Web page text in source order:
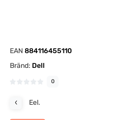
EAN 884116455110
Bränd: Dell
0
Eel.